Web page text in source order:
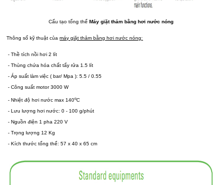
Cấu tạo tổng thể Máy giặt thảm bằng hơi nước nóng
Thông số kỹ thuật củamáy giặt thảm bằng hơi nước nóng:
- Thề tích nồi hơi 2 lít
- Thùng chứa hóa chất tẩy rửa 1.5 lít
- Áp suất làm việc ( bar/ Mpa ): 5.5 / 0.55
- Công suất motor 3000 W
- Nhiệt độ hơi nước max 140oC
- Lưu lượng hơi nước: 0 - 100 g/phút
- Nguồn điện 1 pha 220 V
- Trọng lượng 12 Kg
- Kích thước tổng thể: 57 x 40 x 65 cm